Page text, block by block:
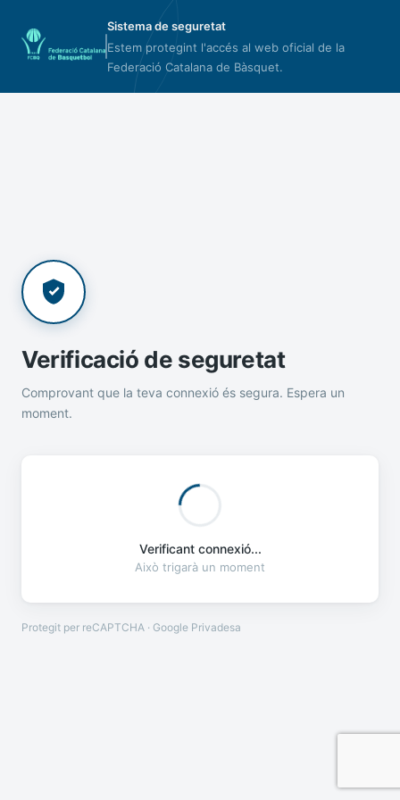
Sistema de seguretat
Estem protegint l'accés al web oficial de la
Federació Catalana de Bàsquet.
Verificació de seguretat
Comprovant que la teva connexió és segura. Espera un
moment.
Verificant connexió...
Això trigarà un moment
Protegit per reCAPTCHA · Google Privadesa